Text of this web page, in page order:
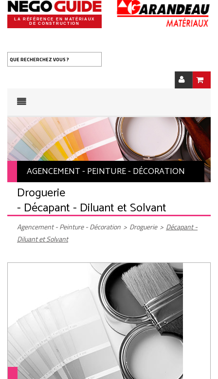
LA RÉFÉRENCE EN MATÉRIAUX
DE CONSTRUCTION
QUE RECHERCHEZ VOUS ?
AGENCEMENT - PEINTURE - DÉCORATION
Droguerie
- Décapant - Diluant et Solvant
Agencement - Peinture - Décoration > Droguerie > Décapant -
Diluant et Solvant